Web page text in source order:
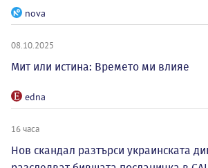
nova
08.10.2025
Мит или истина: Времето ми влияе
edna
16 часа
Нов скандал разтърси украинската